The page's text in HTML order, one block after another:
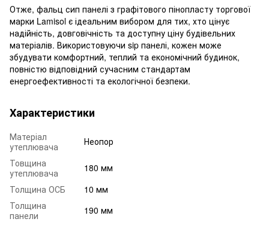
Отже, фальц сип панелі з графітового пінопласту торгової
марки Lamisol є ідеальним вибором для тих, хто цінує
надійність, довговічність та доступну ціну будівельних
матеріалів. Використовуючи sip панелі, кожен може
збудувати комфортний, теплий та економічний будинок,
повністю відповідний сучасним стандартам
енергоефективності та екологічної безпеки.
Характеристики
Матеріал
утеплювача
Неопор
Товщина
утеплювача
180 мм
Толщина ОСБ
10 мм
Толщина
панели
190 мм